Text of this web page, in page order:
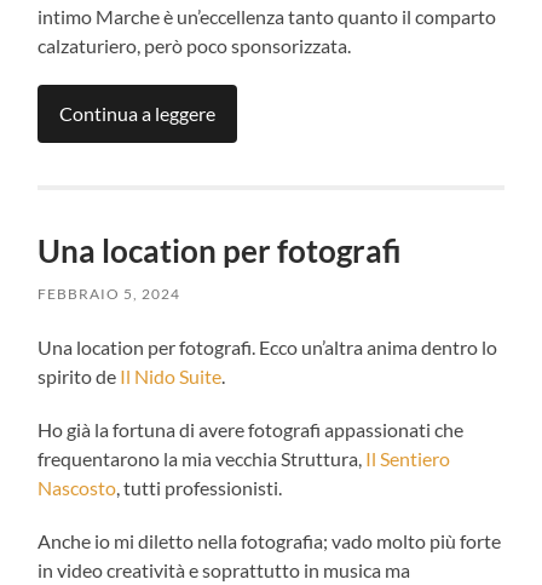
intimo Marche è un’eccellenza tanto quanto il comparto
calzaturiero, però poco sponsorizzata.
Continua a leggere
Una location per fotografi
FEBBRAIO 5, 2024
Una location per fotografi. Ecco un’altra anima dentro lo
spirito de Il Nido Suite
Ho già la fortuna di avere fotografi appassionati che
frequentarono la mia vecchia Struttura, Il Sentiero
Nascosto , tutti professionisti.
Anche io mi diletto nella fotografia; vado molto più forte
in video creatività e soprattutto in musica ma